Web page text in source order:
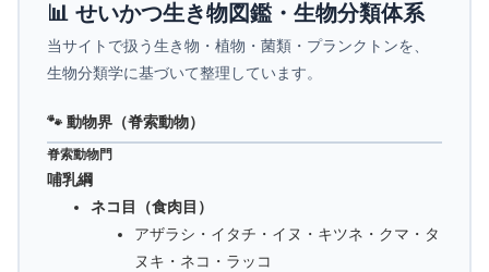
📊 せいかつ生き物図鑑・生物分類体系
当サイトで扱う生き物・植物・菌類・プランクトンを、
生物分類学に基づいて整理しています。
🐾 動物界（脊索動物）
脊索動物門
哺乳綱
ネコ目（食肉目）
アザラシ・イタチ・イヌ・キツネ・クマ・タ
ヌキ・ネコ・ラッコ